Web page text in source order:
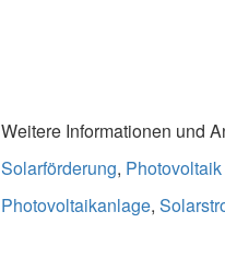
Weitere Informationen und
Solarförderung, Photovoltaik
Photovoltaikanlage,